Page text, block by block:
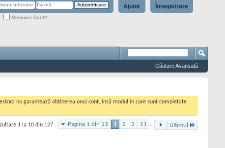
Înregistrare
Ajutor
Memorez Cont?
Căutare Avansată
nu garantează obținerea unui cont, însă modul în care sunt completate
Pagina 1 din 13 1 2 3 11 ... Ultimul
1 la 10 din 127